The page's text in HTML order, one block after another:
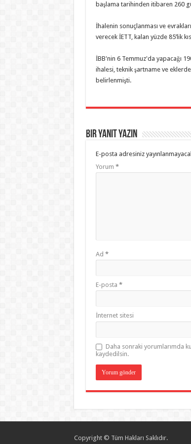
başlama tarihinden itibaren 260
İhalenin sonuçlanması ve
verecek İETT, kalan yüzde 85’lik
İBB'nin 6 Temmuz'da yapacağı
ihalesi, teknik şartname ve
belirlenmişti.
Bir yanıt yazın
E-posta adresiniz
Yorum *
Ad *
E-posta *
İnternet sitesi
Daha sonraki yorumlarımda
kaydedilsin.
Copyright © Tüm Hakları Saklıdır.